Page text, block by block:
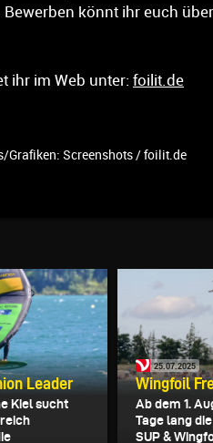
könnt ihr euch
ihr im Web unter: foilit.de
Grafiken: Screenshots / foilit.de
Leader
Kiel sucht
25.07.2025
Wingfoil
Ab dem 1.
Tage lang
SUP &